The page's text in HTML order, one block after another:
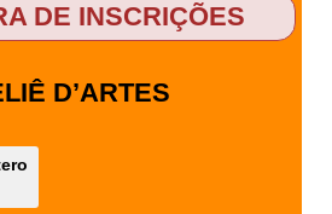
DE INSCRIÇÕES
D’ARTES